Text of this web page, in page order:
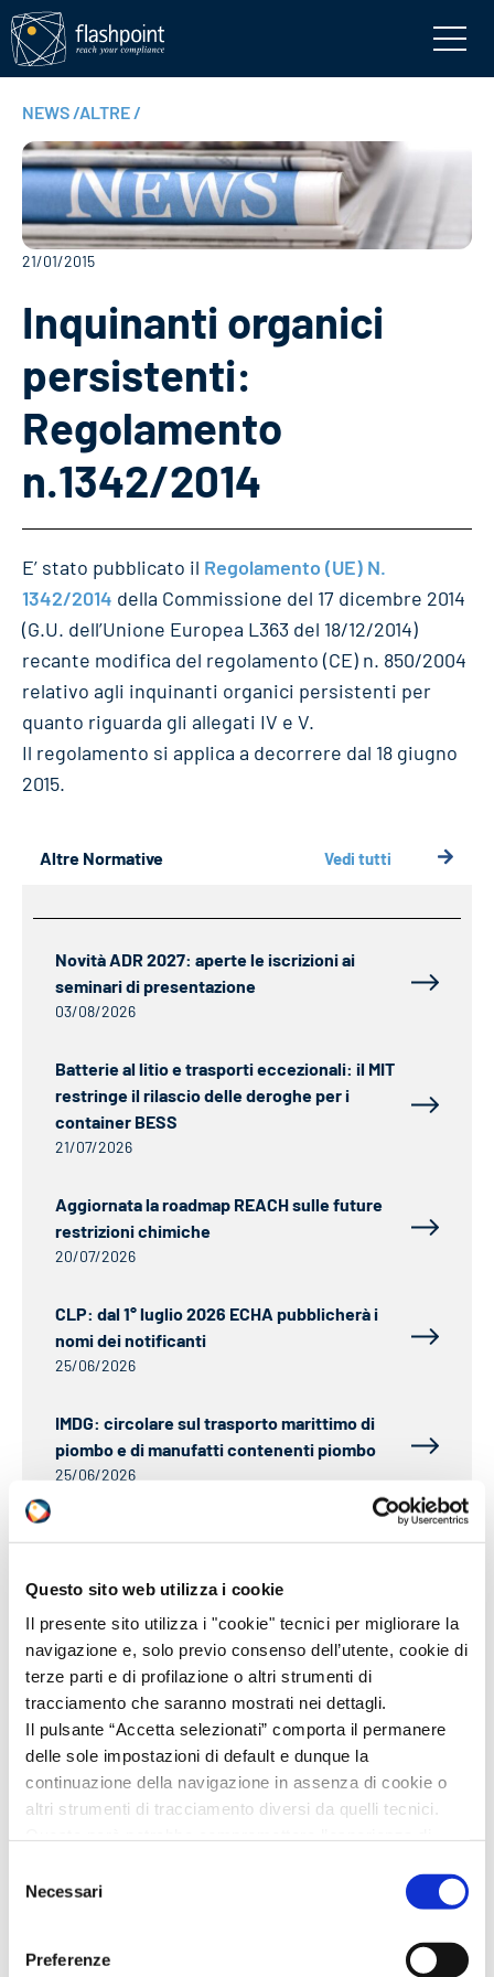
Questo sito web utilizza i cookie
Il presente sito utilizza i "cookie" tecnici per migliorare la
navigazione e, solo previo consenso dell’utente, cookie di
terze parti e di profilazione o altri strumenti di
tracciamento che saranno mostrati nei dettagli.
Il pulsante “Accetta selezionati” comporta il permanere
delle sole impostazioni di default e dunque la
continuazione della navigazione in assenza di cookie o
altri strumenti di tracciamento diversi da quelli tecnici.
Invitiamo a prendere visione della nostra policy in
conformità al Reg. UE 679/2016 (GDPR) al seguente link
delNecessari
Preferenze
NEWS /ALTRE /
21/01/2015
Inquinanti organici
persistenti:
Regolamento
n.1342/2014
E’ stato pubblicato il Regolamento (UE) N.
1342/2014 della Commissione del 17 dicembre 2014
(G.U. dell’Unione Europea L363 del 18/12/2014)
recante modifica del regolamento (CE) n. 850/2004
relativo agli inquinanti organici persistenti per
quanto riguarda gli allegati IV e V.
Il regolamento si applica a decorrere dal 18 giugno
2015.
Altre Normative Vedi tutti
Novità ADR 2027: aperte le iscrizioni ai
seminari di presentazione
03/08/2026
Batterie al litio e trasporti eccezionali: il MIT
restringe il rilascio delle deroghe per i
container BESS
21/07/2026
Aggiornata la roadmap REACH sulle future
restrizioni chimiche
20/07/2026
CLP: dal 1° luglio 2026 ECHA pubblicherà i
nomi dei notificanti
25/06/2026
IMDG: circolare sul trasporto marittimo di
piombo e di manufatti contenenti piombo
25/06/2026
Altre Normative
ADR ALTRE ARTICOLI BIOCIDI
CLP DETERGENTI DOGANE IATA
IMDG REACH RID
newsletter